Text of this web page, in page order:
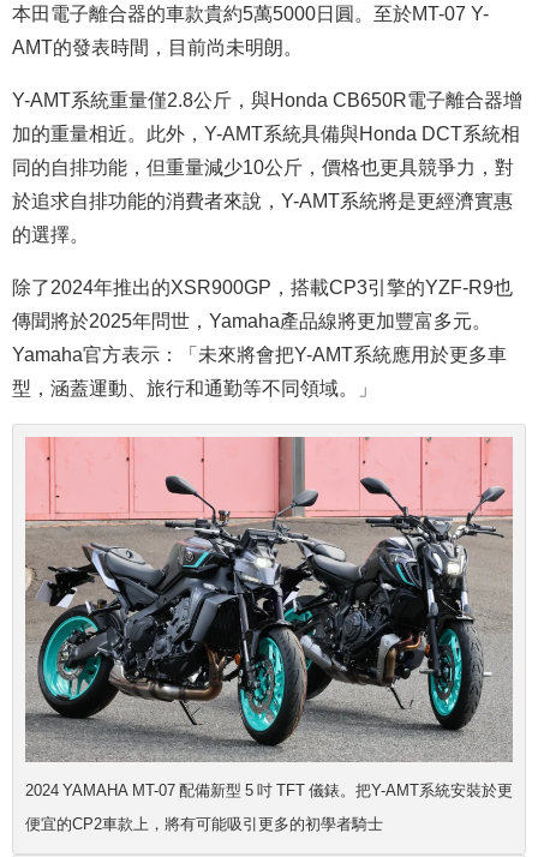
本田電子離合器的車款貴約5萬5000日圓。至於MT-07 Y-
AMT的發表時間，目前尚未明朗。
Y-AMT系統重量僅2.8公斤，與Honda CB650R電子離合器增
加的重量相近。此外，Y-AMT系統具備與Honda DCT系統相
同的自排功能，但重量減少10公斤，價格也更具競爭力，對
於追求自排功能的消費者來說，Y-AMT系統將是更經濟實惠
的選擇。
除了2024年推出的XSR900GP，搭載CP3引擎的YZF-R9也
傳聞將於2025年問世，Yamaha產品線將更加豐富多元。
Yamaha官方表示：「未來將會把Y-AMT系統應用於更多車
型，涵蓋運動、旅行和通勤等不同領域。」
2024 YAMAHA MT-07 配備新型 5 吋 TFT 儀錶。把Y-AMT系統安裝於更
便宜的CP2車款上，將有可能吸引更多的初學者騎士